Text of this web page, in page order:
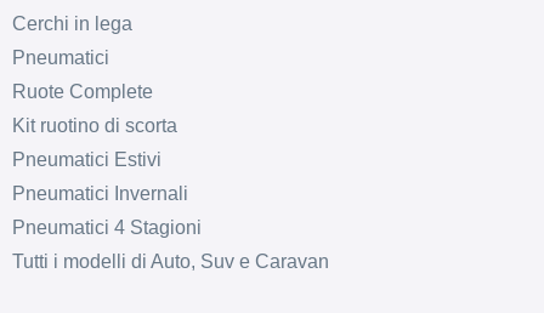
Cerchi in lega
Pneumatici
Ruote Complete
Kit ruotino di scorta
Pneumatici Estivi
Pneumatici Invernali
Pneumatici 4 Stagioni
Tutti i modelli di Auto, Suv e Caravan